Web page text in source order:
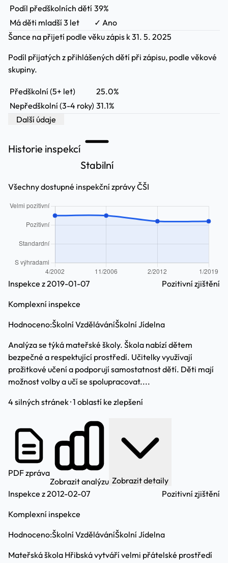
Podíl předškolních dětí 39%
Má děti mladší 3 let
✓ Ano
Šance na přijetí podle věkuzápis k 31. 5. 2025
Podíl přijatých z přihlášených dětí při zápisu, podle věkové
skupiny.
Předškolní (5+ let)
25.0%
Nepředškolní (3-4 roky) 31.1%
Další údaje
Historie inspekcí
Stabilní
Všechny dostupné inspekční zprávy ČŠI
Inspekce z 2019-01-07
Komplexní inspekce
Pozitivní zjištění
Hodnoceno:Školní VzděláváníŠkolní Jídelna
Analýza se týká mateřské školy. Škola nabízí dětem
bezpečné a respektující prostředí. Učitelky využívají
prožitkové učení a podporují samostatnost dětí. Děti mají
možnost volby a učí se spolupracovat....
4 silných stránek · 1 oblastí ke zlepšení
PDF zpráva
Zobrazit analýzu Zobrazit detaily
Inspekce z 2012-02-07
Komplexní inspekce
Pozitivní zjištění
Hodnoceno:Školní VzděláváníŠkolní Jídelna
Mateřská škola Hřibská vytváří velmi přátelské prostředí